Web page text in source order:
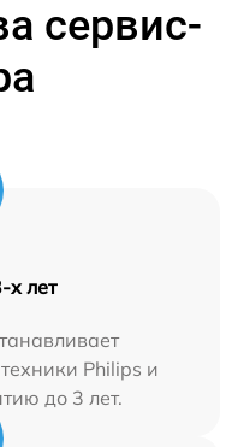
сервис-
х лет
Philips и
до 3 лет.